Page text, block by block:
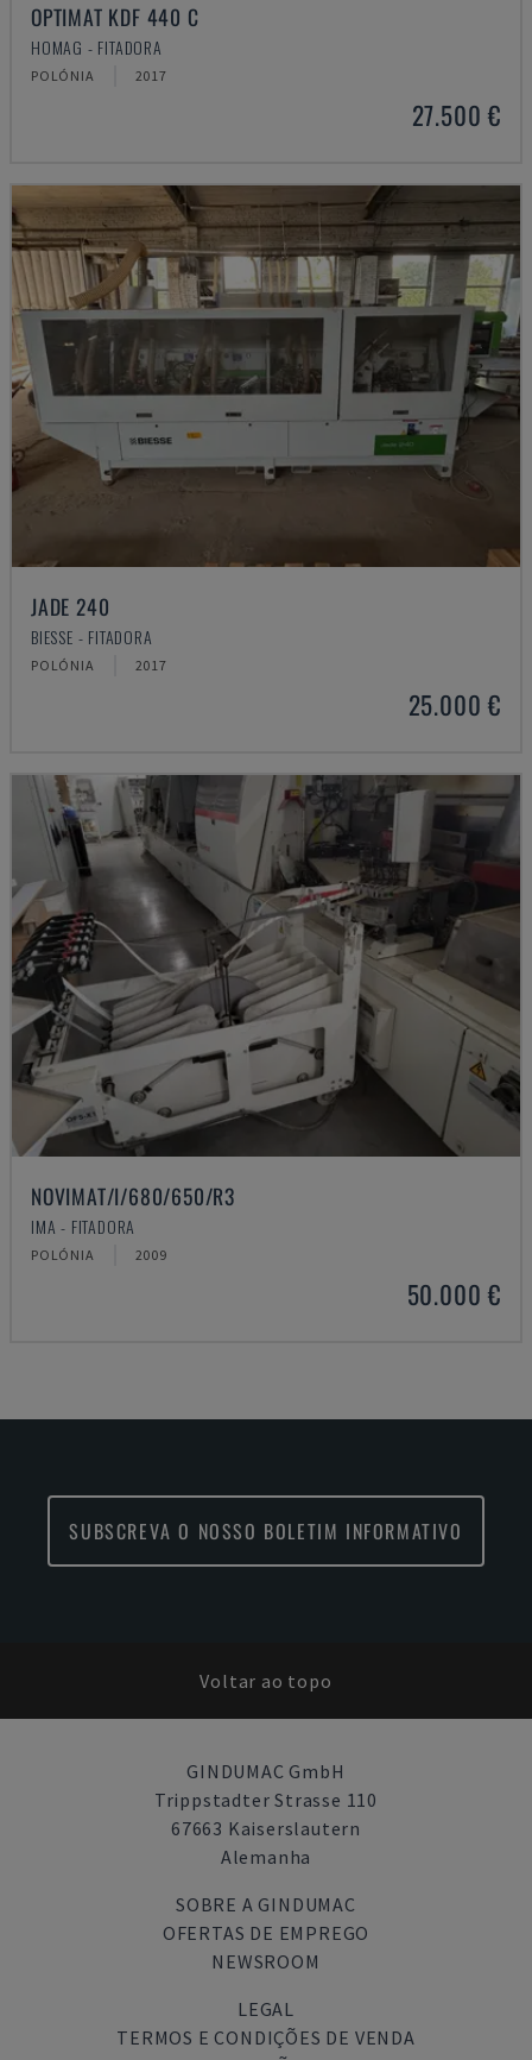
OPTIMAT KDF 440 C
HOMAG - FITADORA
POLÓNIA 2017
27.500 €
JADE 240
BIESSE - FITADORA
POLÓNIA 2017
25.000 €
NOVIMAT/I/680/650/R3
IMA - FITADORA
POLÓNIA 2009
50.000 €
SUBSCREVA O NOSSO BOLETIM INFORMATIVO
Voltar ao topo
GINDUMAC GmbH
Trippstadter Strasse 110
67663 Kaiserslautern
Alemanha
SOBRE A GINDUMAC
OFERTAS DE EMPREGO
NEWSROOM
LEGAL
TERMOS E CONDIÇÕES DE VENDA